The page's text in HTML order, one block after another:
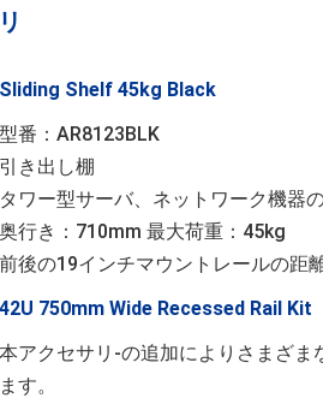
Sliding Shelf 45kg Black
型番：AR8123BLK
引き出し棚
タワー型サーバ、ネットワーク機器の
奥行き：710mm 最大荷重：45kg
前後の19インチマウントレールの距
42U 750mm Wide Recessed Rail Kit
本アクセサリ-の追加によりさまざま
ます。